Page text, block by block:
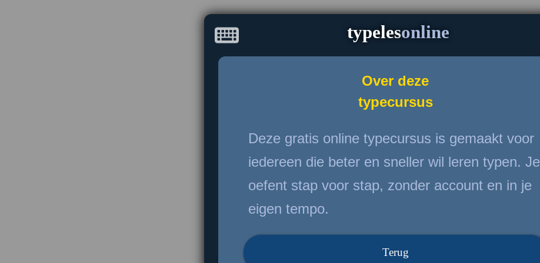
typelesonline
Over deze
typecursus
Deze gratis online typecursus is gemaakt voor
iedereen die beter en sneller wil leren typen. Je
oefent stap voor stap, zonder account en in je
eigen tempo.
Terug